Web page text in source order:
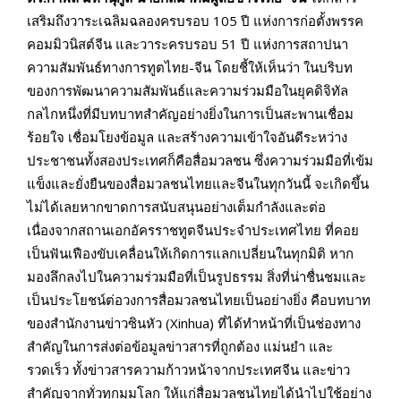
เสริมถึงวาระเฉลิมฉลองครบรอบ 105 ปี แห่งการก่อตั้งพรรค
คอมมิวนิสต์จีน และวาระครบรอบ 51 ปี แห่งการสถาปนา
ความสัมพันธ์ทางการทูตไทย-จีน โดยชี้ให้เห็นว่า ในบริบท
ของการพัฒนาความสัมพันธ์และความร่วมมือในยุคดิจิทัล
กลไกหนึ่งที่มีบทบาทสำคัญอย่างยิ่งในการเป็นสะพานเชื่อม
ร้อยใจ เชื่อมโยงข้อมูล และสร้างความเข้าใจอันดีระหว่าง
ประชาชนทั้งสองประเทศก็คือสื่อมวลชน ซึ่งความร่วมมือที่เข้ม
แข็งและยั่งยืนของสื่อมวลชนไทยและจีนในทุกวันนี้ จะเกิดขึ้น
ไม่ได้เลยหากขาดการสนับสนุนอย่างเต็มกำลังและต่อ
เนื่องจากสถานเอกอัครราชทูตจีนประจำประเทศไทย ที่คอย
เป็นฟันเฟืองขับเคลื่อนให้เกิดการแลกเปลี่ยนในทุกมิติ หาก
มองลึกลงไปในความร่วมมือที่เป็นรูปธรรม สิ่งที่น่าชื่นชมและ
เป็นประโยชน์ต่อวงการสื่อมวลชนไทยเป็นอย่างยิ่ง คือบทบาท
ของสำนักงานข่าวซินหัว (Xinhua) ที่ได้ทำหน้าที่เป็นช่องทาง
สำคัญในการส่งต่อข้อมูลข่าวสารที่ถูกต้อง แม่นยำ และ
รวดเร็ว ทั้งข่าวสารความก้าวหน้าจากประเทศจีน และข่าว
สำคัญจากทั่วทุกมุมโลก ให้แก่สื่อมวลชนไทยได้นำไปใช้อย่าง